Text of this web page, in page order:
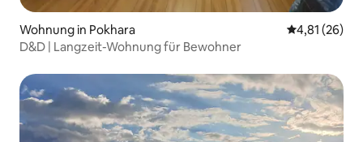
Wohnung in Pokhara
4,81 (26)
D&D | Langzeit-Wohnung für Bewohner